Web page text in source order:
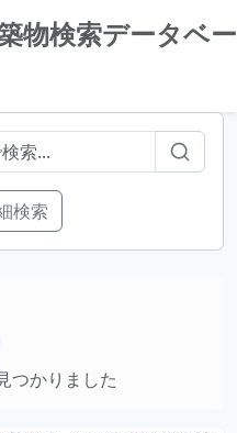
物検索データベ
検索
つかりました